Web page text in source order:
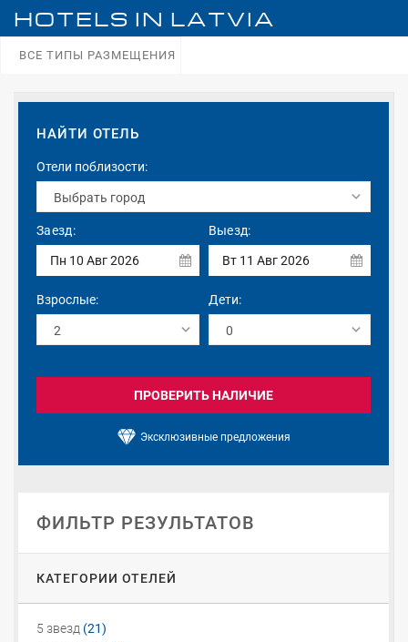
HOTELS IN LATVIA
ВСЕ ТИПЫ РАЗМЕЩЕНИЯ
НАЙТИ ОТЕЛЬ
Отели поблизости:
Заезд:
Пн 10 Авг 2026
Выезд:
Вт 11 Авг 2026
Взрослые: Дети:
ПРОВЕРИТЬ НАЛИЧИЕ
Эксклюзивные предложения
ФИЛЬТР РЕЗУЛЬТАТОВ
КАТЕГОРИИ ОТЕЛЕЙ
5 звезд (21)